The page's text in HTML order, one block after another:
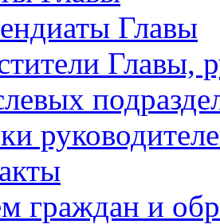
Главы
Главы,
граждан и